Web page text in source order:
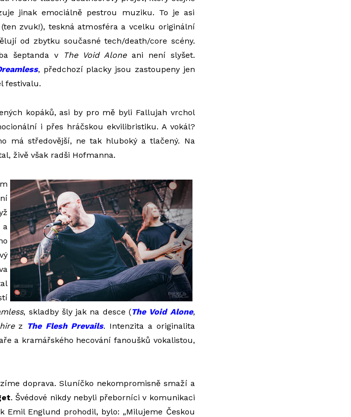
jinak emociálně pestrou muziku. To je asi
zvuk!), teskná atmosféra a vcelku originální
od zbytku současné tech/death/core scény.
šeptanda v The Void Aloneani není slyšet.
, předchozí placky jsou zastoupeny jen
festivalu.
kopáků, asi by pro mě byli Fallujah vrchol
i přes hráčskou ekvilibristiku. A vokál?
má středovější, ne tak hluboký a tlačený. Na
živě však radši Hofmanna.
a
, skladby šly jak na desce (The Void Alone,
z The Flesh Prevails. Intenzita a originalita
a kramářského hecování fanoušků vokalistou,
doprava. Sluníčko nekompromisně smaží a
. Švédové nikdy nebyli přeborníci v komunikaci
Englund prohodil, bylo: „Milujeme Českou